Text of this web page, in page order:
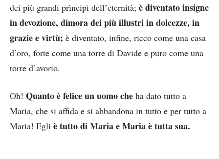
dei più grandi prìncipi dell’eternità; è diventato insigne
in devozione, dimora dei più illustri in dolcezze, in
grazie e virtù; è diventato, infine, ricco come una casa
d’oro, forte come una torre di Davide e puro come una
torre d’avorio.
Oh! Quanto è felice un uomo che ha dato tutto a
Maria, che si affida e si abbandona in tutto e per tutto a
Maria! Egli è tutto di Maria e Maria è tutta sua.